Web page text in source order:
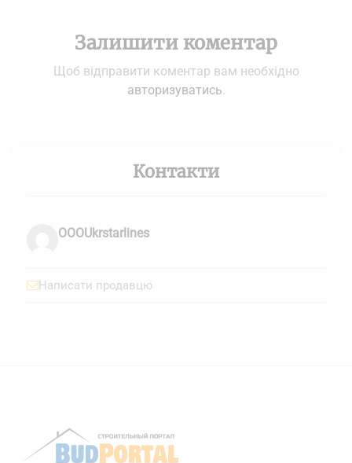
Залишити коментар
Щоб відправити коментар вам необхідно
авторизуватись
Контакти
OOOUkrstarlines
Написати продавцю